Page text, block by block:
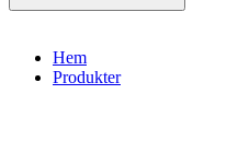
Hem
Produkter